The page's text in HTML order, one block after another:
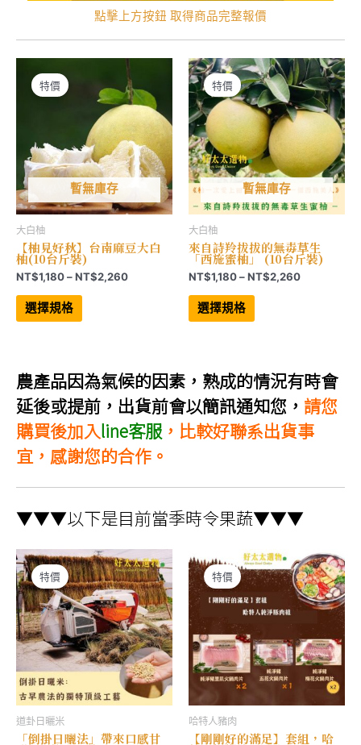
點擊上方按鈕 取得商品完整報價
暫無庫存
特價
大白柚
【柚見好秋】台南麻豆大白
柚(10台斤裝)
NT$1,180–NT$2,260價
選擇規格
此
品
式。
可
在
產
品
頁
面
選
擇
項
暫無庫存
特價
大白柚
來自詩羚拔拔的無毒草生
「西施蜜柚」 (10台斤裝)
NT$1,180–NT$2,260價
選擇規格
此
品
式。
可
在
產
品
頁
面
項
農產品因為氣候的因素，熟成的情況有時會
延後或提前，出貨前會以簡訊通知您， 請您
購買後加入line客服 ，比較好聯系出貨事
宜，感謝您的合作。
▼▼▼以下是目前當季時令果蔬▼▼▼
特價
道卦日曬米
「倒掛日曬法」帶來口感甘
特價
哈特人豬肉
【剛剛好的滿足】套組，哈